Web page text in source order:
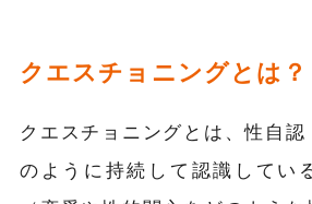
クエスチョニングとは？
クエスチョニングとは、性自
のように持続して認識してい